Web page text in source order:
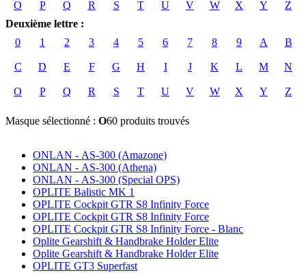
O P Q R S T U V W X Y
Z
Deuxième lettre :
0
1 2 3 4 5 6 7 8 9 A B
C D E F G H I J K L M N
O P Q R S T U V W X Y Z
Masque sélectionné : O60 produits trouvés
ONLAN - AS-300 (Amazone)
ONLAN - AS-300 (Athena)
ONLAN - AS-300 (Special OPS)
OPLITE Balistic MK 1
OPLITE Cockpit GTR S8 Infinity Force
OPLITE Cockpit GTR S8 Infinity Force
OPLITE Cockpit GTR S8 Infinity Force - Blanc
Oplite Gearshift & Handbrake Holder Elite
Oplite Gearshift & Handbrake Holder Elite
OPLITE GT3 Superfast